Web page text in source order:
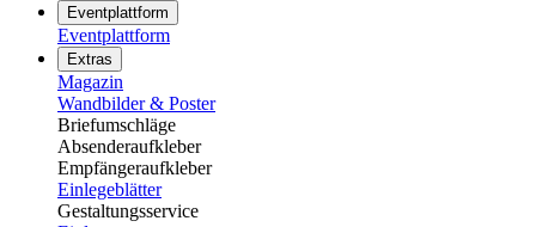
Eventplattform
Eventplattform
Extras
Magazin
Wandbilder & Poster
Briefumschläge
Absenderaufkleber
Empfängeraufkleber
Einlegeblätter
Gestaltungsservice